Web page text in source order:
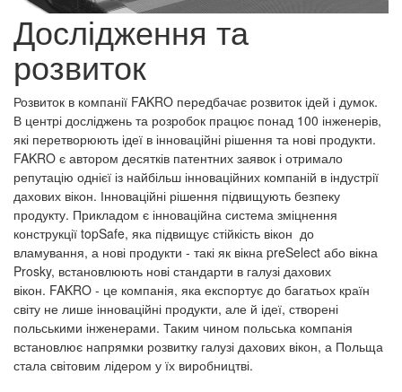
Дослідження та
розвиток
Розвиток в компанії FAKRO передбачає розвиток ідей і думок.
В центрі досліджень та розробок працює понад 100 інженерів,
які перетворюють ідеї в інноваційні рішення та нові продукти.
FAKRO є автором десятків патентних заявок і отримало
репутацію однієї із найбільш інноваційних компаній в індустрії
дахових вікон. Інноваційні рішення підвищують безпеку
продукту. Прикладом є інноваційна система зміцнення
конструкції topSafe, яка підвищує стійкість вікон до
вламування, а нові продукти - такі як вікна preSelect або вікна
Prosky, встановлюють нові стандарти в галузі дахових
вікон. FAKRO - це компанія, яка експортує до багатьох країн
світу не лише інноваційні продукти, але й ідеї, створені
польськими інженерами. Таким чином польська компанія
встановлює напрямки розвитку галузі дахових вікон, а Польща
стала світовим лідером у їх виробництві.